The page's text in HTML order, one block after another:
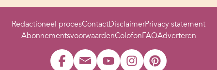
Redactioneel procesContactDisclaimerPrivacy statement
AbonnementsvoorwaardenColofonFAQAdverteren